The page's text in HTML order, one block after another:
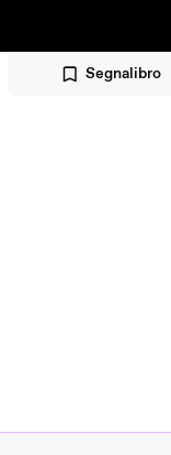
Segnalibro